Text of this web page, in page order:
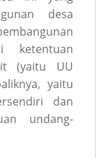
desa
ketentuan
(yaitu UU
yaitu
dan
undang-